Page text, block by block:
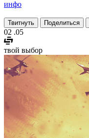
инфо
Твитнуть Поделиться
02 .05
твой выбор